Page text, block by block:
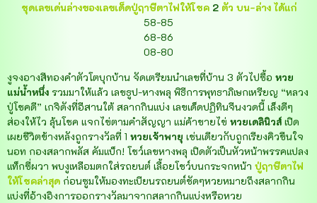
ชุดเลขเด่นล่างของเลขเด็ดปู่ฤาษีตาไฟให้โชค2 ตัว บน-ล่าง ได้แก่
58-85
68-86
08-80
งูจงอางสีทองคำตัวโตบุกบ้าน จัดเตรียมนำเลขที่บ้าน 3 ตัวไปซื้อ หวย
แม่น้ำหนึ่ง รวมมาให้แล้ว เลขธูป-หางพลุ พิธีการพุทธาภิเษกเหรียญ “หลวง
ปู่โชคดี” เกจิดังที่อีสานใต้ สลากกินแบ่ง เลขเด็ดปฏิทินจีนงวดนี้ เล็งดีๆ
ส่องให้ไว ลุ้นโชค แจกไข่ตามคำสัญญา แม่ค้าขายไข่ หวยเดลินิวส์ เปิด
เผยชีวิตข้างหลังถูกรางวัลที่ 1 หวยเจ้าพายุ เช่นเดียวกับถูกเรียงคิวขืนใจ
นอท กองสลากพลัส คัมแบ็ก! โชว์เลขหางพลุ เปิดตัวเป็นหัวหน้าพรรคแปลง
แท็กซี่ผวา พบงูเหลือมตกใส่รถยนต์ เลื้อยโชว์บนกระจกหน้า ปู่ฤาษีตาไฟ
ให้โชคล่าสุด ก่อนซูมให้มองทะเบียนรถยนต์ชัดๆหวยหมายถึงสลากกิน
แบ่งที่อ้างอิงการออกรางวัลมาจากสลากกินแบ่งหรือหวย